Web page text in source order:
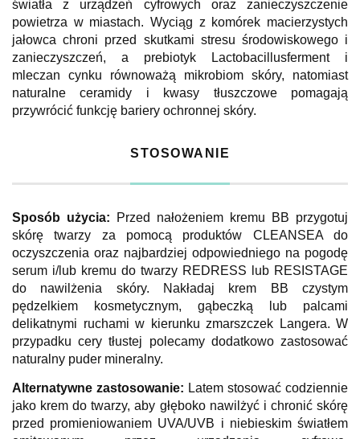
światła z urządzeń cyfrowych oraz zanieczyszczenie
powietrza w miastach. Wyciąg z komórek macierzystych
jałowca chroni przed skutkami stresu środowiskowego i
zanieczyszczeń, a prebiotyk Lactobacillusferment i
mleczan cynku równoważą mikrobiom skóry, natomiast
naturalne ceramidy i kwasy tłuszczowe pomagają
przywrócić funkcję bariery ochronnej skóry.
STOSOWANIE
Sposób użycia:
Przed nałożeniem kremu BB przygotuj
skórę twarzy za pomocą produktów CLEANSEA do
oczyszczenia oraz najbardziej odpowiedniego na pogodę
serum i/lub kremu do twarzy REDRESS lub RESISTAGE
do nawilżenia skóry. Nakładaj krem ​​BB czystym
pędzelkiem kosmetycznym, gąbeczką lub palcami
delikatnymi ruchami w kierunku zmarszczek Langera. W
przypadku cery tłustej polecamy dodatkowo zastosować
naturalny puder mineralny.
Alternatywne zastosowanie: Latem stosować codziennie
jako krem ​​do twarzy, aby głęboko nawilżyć i chronić skórę
przed promieniowaniem UVA/UVB i niebieskim światłem